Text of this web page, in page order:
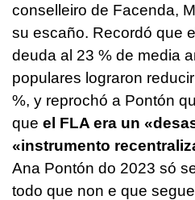
conselleiro de Facenda,
su escaño. Recordó que
deuda al 23 % de media
populares lograron
%, y reprochó a Pontón
que el FLA era un
«instrumento
Ana Pontón do 2023 só
todo que non e que